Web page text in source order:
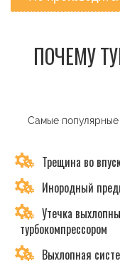
ПОЧЕМУ
Самые популярные
Трещина во
Инородный
Утечка
турбокомпрессором
Выхлопная